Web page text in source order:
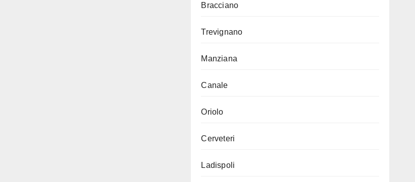
Bracciano
Trevignano
Manziana
Canale
Oriolo
Cerveteri
Ladispoli